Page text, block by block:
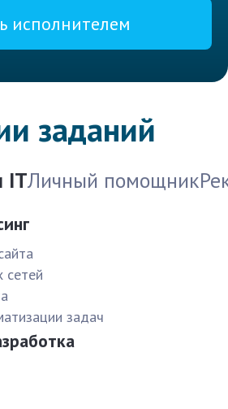
исполнителем
заданий
ITЛичный помощник
сетей
задач